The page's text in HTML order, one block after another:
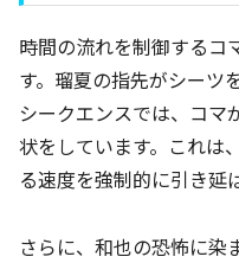
時間の流れを制御するコ
す。瑠夏の指先がシーツ
シークエンスでは、コマ
状をしています。これは
る速度を強制的に引き延
さらに、和也の恐怖に染